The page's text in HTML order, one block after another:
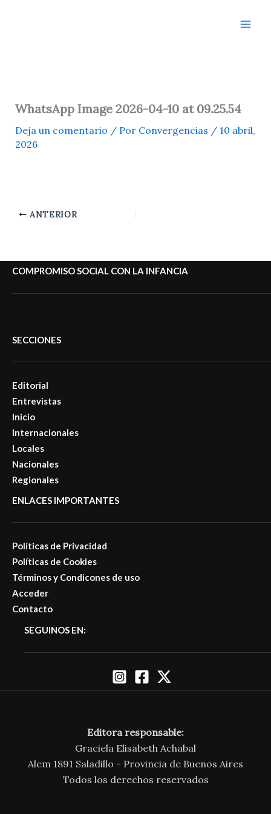
WhatsApp Image 2026-04-10 at 09.25.54
Deja un comentario / Por Convergencias / 10 abril,
2026
ANTERIOR
COMPROMISO SOCIAL CON LA INFANCIA
SECCIONES
Editorial
Entrevistas
Inicio
Internacionales
Locales
Nacionales
Regionales
ENLACES IMPORTANTES
Políticas de Privacidad
Políticas de Cookies
Términos y Condicones de uso
Acceder
Contacto
SEGUINOS EN:
Editora responsable:
Graciela Elisabeth Achabal
Alem 1891 Saladillo - Provincia de Buenos Aires
Todos los derechos reservados